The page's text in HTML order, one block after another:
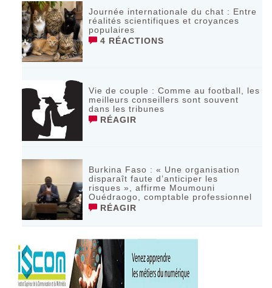
Journée internationale du chat : Entre
réalités scientifiques et croyances
populaires
4 RÉACTIONS
Vie de couple : Comme au football, les
meilleurs conseillers sont souvent
dans les tribunes
RÉAGIR
Burkina Faso : « Une organisation
disparaît faute d’anticiper les
risques », affirme Moumouni
Ouédraogo, comptable professionnel
RÉAGIR